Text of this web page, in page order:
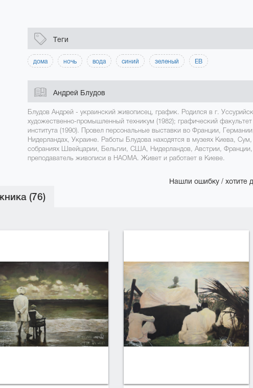
Теги
дома ночь вода синий зеленый ЕВ
Андрей Блудов
Блудов Андрей - украинский живописец, график. Родился в г.
художественно-промышленный техникум (1982); графический факультет
института (1990). Провел персональные выставки во Франции,
Нидерландах, Украине. Работы Блудова находятся в музеях Киева,
собраниях Швейцарии, Бельгии, США, Нидерландов, Австрии,
преподаватель живописи в НАОМА. Живет и работает в Киеве.
Нашли ошибку / хотите
(76)